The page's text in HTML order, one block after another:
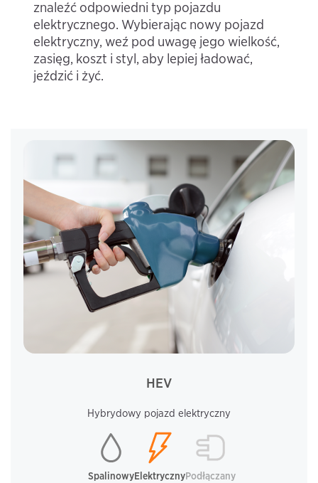
znaleźć odpowiedni typ pojazdu
elektrycznego. Wybierając nowy pojazd
elektryczny, weź pod uwagę jego wielkość,
zasięg, koszt i styl, aby lepiej ładować,
jeździć i żyć.
HEV
Hybrydowy pojazd elektryczny
SpalinowyElektrycznyPodłączany